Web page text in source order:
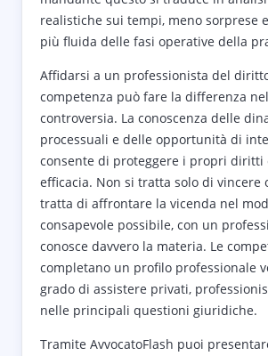
realistiche sui tempi, meno sorprese
più fluida delle fasi operative della
Affidarsi a un professionista del
competenza può fare la differenza
controversia. La conoscenza delle
processuali e delle opportunità di
consente di proteggere i propri diritti
efficacia. Non si tratta solo di vincere
tratta di affrontare la vicenda nel
consapevole possibile, con un
conosce davvero la materia. Le
completano un profilo professionale
grado di assistere privati,
nelle principali questioni giuridiche.
Tramite AvvocatoFlash puoi